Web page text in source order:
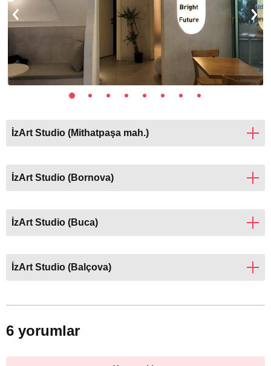
İzArt Studio (Mithatpaşa mah.)
İzArt Studio (Bornova)
İzArt Studio (Buca)
İzArt Studio (Balçova)
6 yorumlar